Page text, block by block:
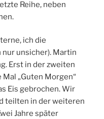
Reihe, neben
ich die
unsicher). Martin
Erst in der zweiten
„Guten Morgen“
Eis gebrochen. Wir
teilten in der weiteren
Jahre später